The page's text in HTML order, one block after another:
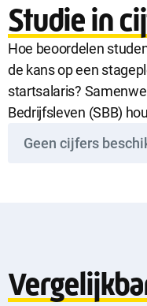
Studie in
Hoe beoordelen
de kans op een
startsalaris?
Bedrijfsleven (SBB)
Geen cijfers